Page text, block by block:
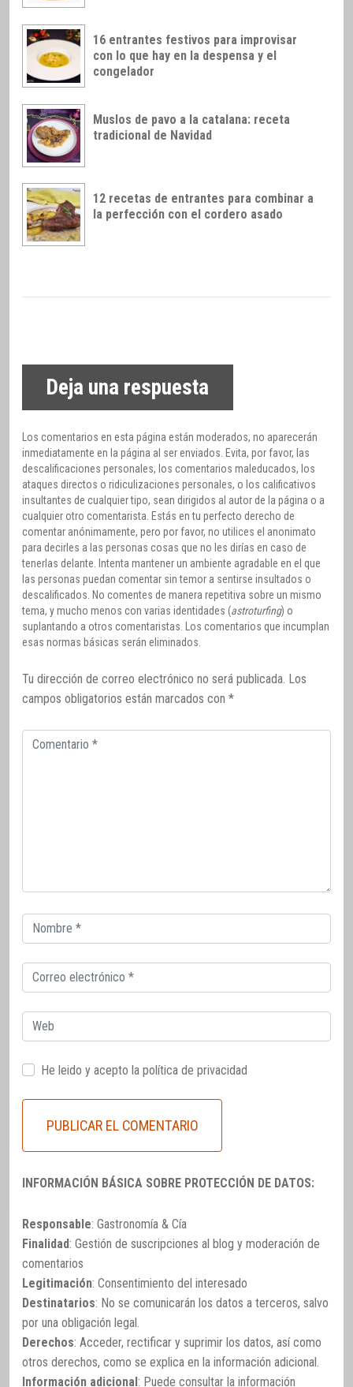
16 entrantes festivos para improvisar
con lo que hay en la despensa y el
congelador
Muslos de pavo a la catalana: receta
tradicional de Navidad
12 recetas de entrantes para combinar a
la perfección con el cordero asado
Deja una respuesta
Los comentarios en esta página están moderados, no aparecerán
inmediatamente en la página al ser enviados. Evita, por favor, las
descalificaciones personales, los comentarios maleducados, los
ataques directos o ridiculizaciones personales, o los calificativos
insultantes de cualquier tipo, sean dirigidos al autor de la página o a
cualquier otro comentarista. Estás en tu perfecto derecho de
comentar anónimamente, pero por favor, no utilices el anonimato
para decirles a las personas cosas que no les dirías en caso de
tenerlas delante. Intenta mantener un ambiente agradable en el que
las personas puedan comentar sin temor a sentirse insultados o
descalificados. No comentes de manera repetitiva sobre un mismo
tema, y mucho menos con varias identidades (astroturfing) o
suplantando a otros comentaristas. Los comentarios que incumplan
esas normas básicas serán eliminados.
Tu dirección de correo electrónico no será publicada. Los
campos obligatorios están marcados con *
Comentario
Correo
electrónico
Correo
electrónico
Web
He leido y acepto la política de privacidad
INFORMACIÓN BÁSICA SOBRE PROTECCIÓN DE DATOS:
Responsable: Gastronomía & Cía
Finalidad: Gestión de suscripciones al blog y moderación de
comentarios
Legitimación: Consentimiento del interesado
Destinatarios: No se comunicarán los datos a terceros, salvo
por una obligación legal.
Derechos: Acceder, rectificar y suprimir los datos, así como
otros derechos, como se explica en la información adicional.
Información adicional: Puede consultar la información